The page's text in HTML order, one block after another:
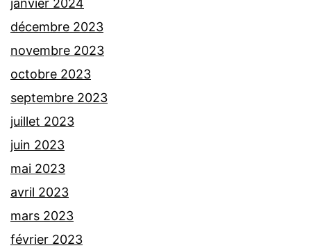
janvier 2024
décembre 2023
novembre 2023
octobre 2023
septembre 2023
juillet 2023
juin 2023
mai 2023
avril 2023
mars 2023
février 2023